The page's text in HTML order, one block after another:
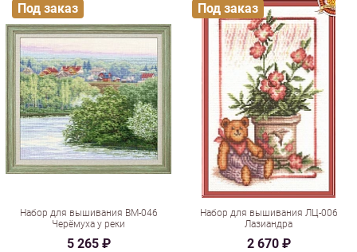
Набор для вышивания ВМ-046
Черёмуха у реки
5 265 ₽
Под заказ
Набор для вышивания ЛЦ-006
Лазиандра
2 670 ₽
Под заказ